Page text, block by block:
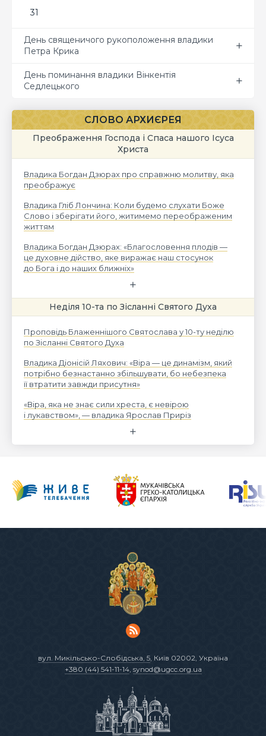
31
День священичого рукоположення владики
Петра Крика
День поминання владики Вінкентія
Седлецького
СЛОВО АРХИЄРЕЯ
Преображення Господа і Спаса нашого Ісуса
Христа
Владика Богдан Дзюрах про справжню молитву, яка
преображує
Владика Гліб Лончина: Коли будемо слухати Боже
Слово і зберігати його, житимемо переображеним
життям
Владика Богдан Дзюрах: «Благословення плодів —
це духовне дійство, яке виражає наш стосунок
до Бога і до наших ближніх»
Неділя 10-та по Зісланні Святого Духа
Проповідь Блаженнішого Святослава у 10-ту неділю
по Зісланні Святого Духа
Владика Діонісій Ляхович: «Віра — це динамізм, який
потрібно безнастанно збільшувати, бо небезпека
її втратити завжди присутня»
«Віра, яка не знає сили хреста, є невірою
і лукавством», — владика Ярослав Приріз
вул. Микільсько-Слобідська, 5 , Київ 02002, Україна
+380 (44) 541-11-14, synod@ugcc.org.ua